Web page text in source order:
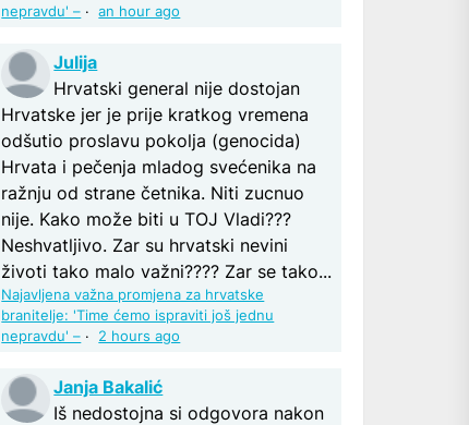
nepravdu' – ·an hour ago
Julija
Hrvatski general nije dostojan
Hrvatske jer je prije kratkog vremena
odšutio proslavu pokolja (genocida)
Hrvata i pečenja mladog svećenika na
ražnju od strane četnika. Niti zucnuo
nije. Kako može biti u TOJ Vladi???
Neshvatljivo. Zar su hrvatski nevini
životi tako malo važni???? Zar se tako...
Najavljena važna promjena za hrvatske
branitelje: 'Time ćemo ispraviti još jednu
nepravdu' – · 2 hours ago
Janja Bakalić
Iš nedostojna si odgovora nakon